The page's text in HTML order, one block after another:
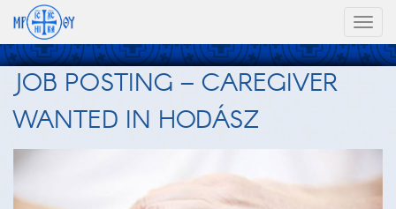
JOB POSTING – CAREGIVER
WANTED IN HODÁSZ